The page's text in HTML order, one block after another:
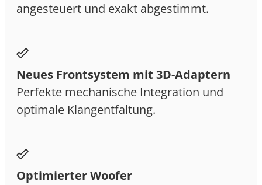
angesteuert und exakt abgestimmt.
Neues Frontsystem mit 3D-Adaptern
Perfekte mechanische Integration und
optimale Klangentfaltung.
Optimierter Woofer